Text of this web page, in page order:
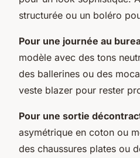
structurée ou un boléro
Pour une journée au
modèle avec des tons
des ballerines ou des
veste blazer pour rester
Pour une sortie
asymétrique en coton ou
des chaussures plates ou